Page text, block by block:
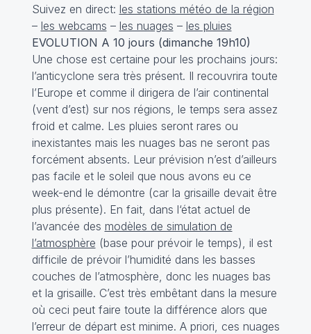
Suivez en direct: les stations météo de la région
– les webcams – les nuages – les pluies
EVOLUTION A 10 jours (dimanche 19h10)
Une chose est certaine pour les prochains jours:
l’anticyclone sera très présent. Il recouvrira toute
l’Europe et comme il dirigera de l’air continental
(vent d’est) sur nos régions, le temps sera assez
froid et calme. Les pluies seront rares ou
inexistantes mais les nuages bas ne seront pas
forcément absents. Leur prévision n’est d’ailleurs
pas facile et le soleil que nous avons eu ce
week-end le démontre (car la grisaille devait être
plus présente). En fait, dans l‘état actuel de
l’avancée des modèles de simulation de
l’atmosphère (base pour prévoir le temps), il est
difficile de prévoir l’humidité dans les basses
couches de l’atmosphère, donc les nuages bas
et la grisaille. C’est très embêtant dans la mesure
où ceci peut faire toute la différence alors que
l’erreur de départ est minime. A priori, ces nuages